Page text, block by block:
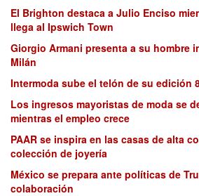
El Brighton destaca a Julio Enciso
llega al Ipswich Town
Giorgio Armani presenta a su hombre
Milán
Intermoda sube el telón de su edición
Los ingresos mayoristas de moda se
mientras el empleo crece
PAAR se inspira en las casas de alta
colección de joyería
México se prepara ante políticas de
colaboración